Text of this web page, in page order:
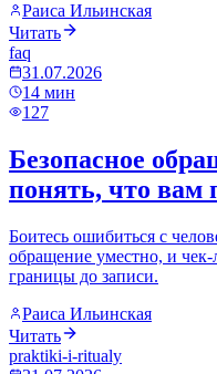
Раиса Ильинская
Читать
faq
31.07.2026
14 мин
127
Безопасное
понять, что вам
Боитесь ошибиться с
обращение уместно, и чек-
границы до записи.
Раиса Ильинская
Читать
praktiki-i-ritualy